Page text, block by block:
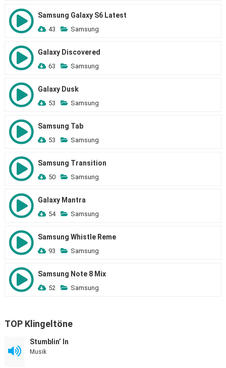
Samsung Galaxy S6 Latest
43 Samsung
Galaxy Discovered
63 Samsung
Galaxy Dusk
53 Samsung
Samsung Tab
53 Samsung
Samsung Transition
50 Samsung
Galaxy Mantra
54 Samsung
Samsung Whistle Reme
93 Samsung
Samsung Note 8 Mix
52 Samsung
TOP Klingeltöne
Stumblin’ In
Musik